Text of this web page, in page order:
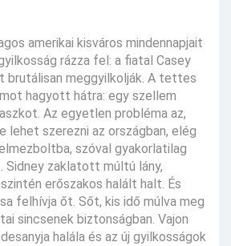
amerikai kisváros mindennapjait
rázza fel: a fiatal Casey
brutálisan meggyilkolják. A tettes
hagyott hátra: egy szellem
Az egyetlen probléma az,
lehet szerezni az országban, elég
szóval gyakorlatilag
Sidney zaklatott múltú lány,
erőszakos halált halt. És
felhívja őt. Sőt, kis idő múlva meg
sincsenek biztonságban. Vajon
halála és az új gyilkosságok